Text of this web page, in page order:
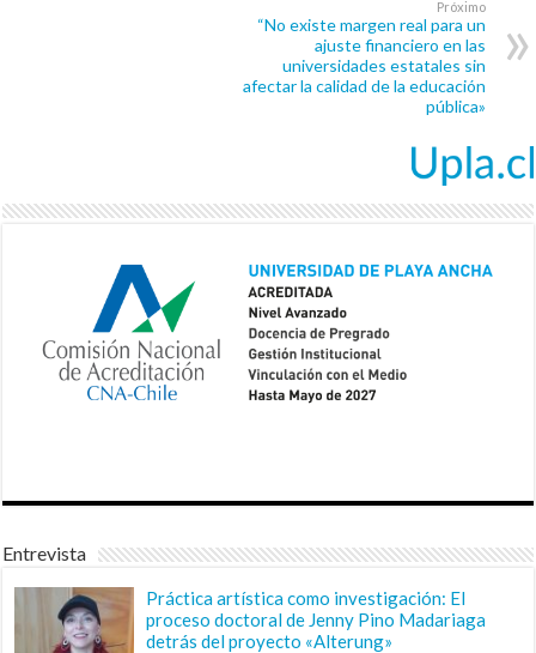
Próximo
“No existe margen real para un
ajuste financiero en las
universidades estatales sin
afectar la calidad de la educación
pública»
Entrevista
Práctica artística como investigación: El
proceso doctoral de Jenny Pino Madariaga
detrás del proyecto «Alterung»